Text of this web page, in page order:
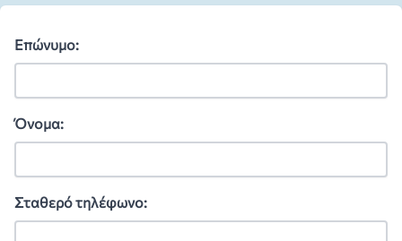
Επώνυμο:
Όνομα:
Σταθερό τηλέφωνο: